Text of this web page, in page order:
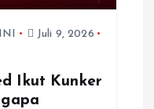
Juli 9, 2026
Ikut Kunker